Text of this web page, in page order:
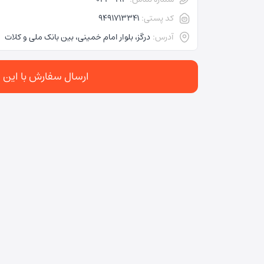
کد پستی: 9491713341
آدرس: درگز، بلوار امام خمینی، بین بانک ملی و کلات
ارسال سفارش با این